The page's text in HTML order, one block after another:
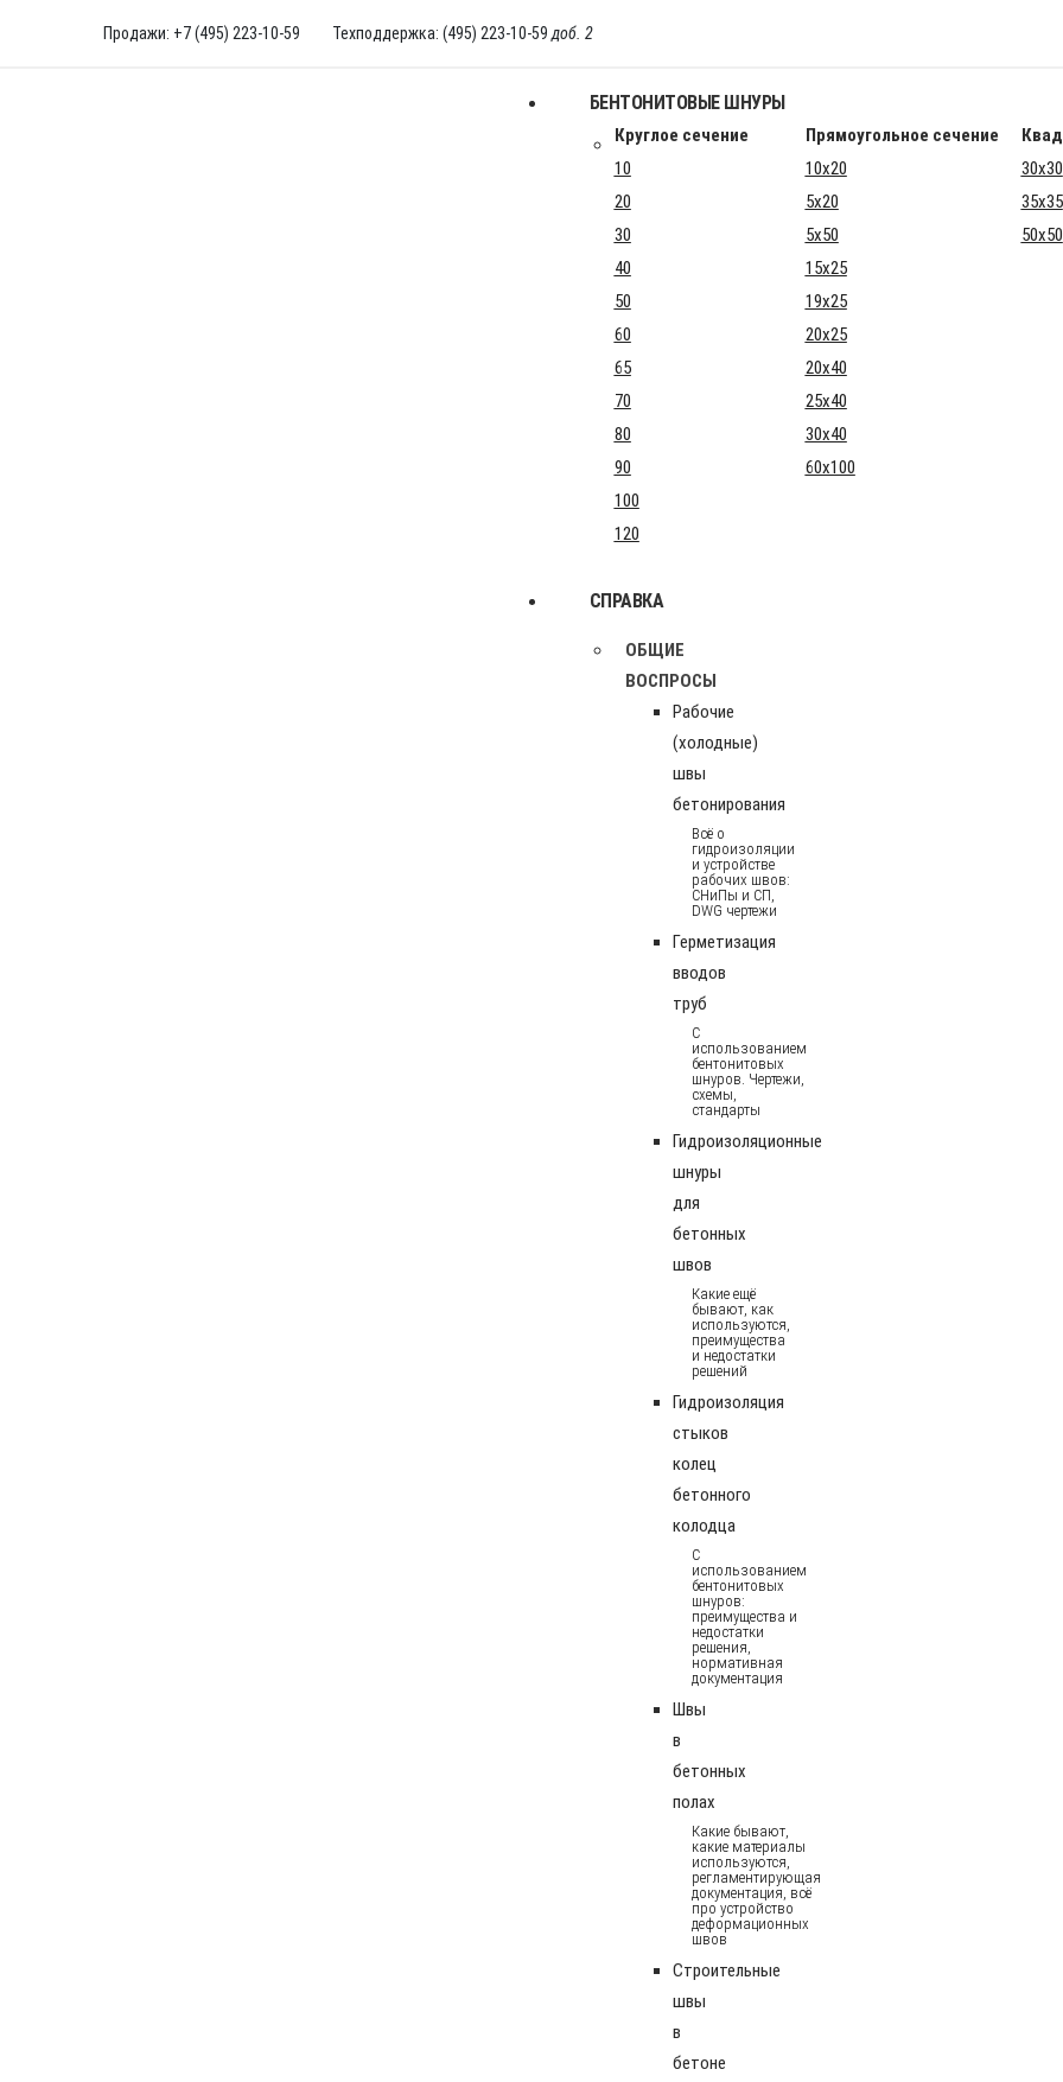
Продажи: +7 (495) 223-10-59 Техподдержка: (495) 223-10-59 доб. 2
БЕНТОНИТОВЫЕ ШНУРЫ
Круглое сечение Прямоугольное сечение
10
10x20
30x30
20
5x20
35x35
30
5x50
50x50
40
15x25
50
19x25
60
20x25
65
20x40
70
25x40
80
30x40
90
60x100
100
120
СПРАВКА
ОБЩИЕ
ВОСПРОСЫ
Рабочие
(холодные)
швы
бетонирования
Всё о
гидроизоляции
и устройстве
рабочих швов:
СНиПы и СП,
DWG чертежи
Герметизация
вводов
труб
С
использованием
бентонитовых
шнуров. Чертежи,
схемы,
стандарты
Гидроизоляционные
шнуры
для
бетонных
швов
Какие ещё
бывают, как
используются,
преимущества
и недостатки
решений
Гидроизоляция
стыков
колец
бетонного
колодца
С
использованием
бентонитовых
шнуров:
преимущества и
недостатки
решения,
нормативная
документация
Швы
в
бетонных
полах
Какие бывают,
какие материалы
используются,
регламентирующая
документация, всё
про устройство
деформационных
швов
Строительные
швы
в
бетоне